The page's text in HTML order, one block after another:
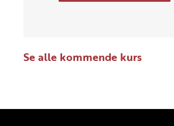
Se alle kommende kurs